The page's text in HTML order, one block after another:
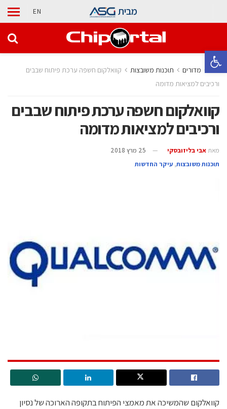
פתח סרגל נגישות
מבית EN
בית מדורים ‫תוכנות משובצות‬
קוואלקום חשפה ערכת פיתוח שבבים
ורכיבים למציאות מדומה
קוואלקום חשפה ערכת פיתוח שבבים
ורכיבים למציאות מדומה
מאת אבי בליזובסקי
25 מרץ 2018
‫תוכנות משובצות‬, עיקר החדשות
קוואלקום שהמשיכה את מאמצי הפיתוח בתקופה הארוכה של נסיון